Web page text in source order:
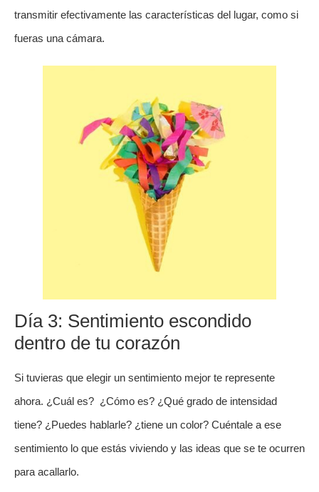
transmitir efectivamente las características del lugar, como si
fueras una cámara.
Día 3: Sentimiento escondido
dentro de tu corazón
Si tuvieras que elegir un sentimiento mejor te represente
ahora. ¿Cuál es? ¿Cómo es? ¿Qué grado de intensidad
tiene? ¿Puedes hablarle? ¿tiene un color? Cuéntale a ese
sentimiento lo que estás viviendo y las ideas que se te ocurren
para acallarlo.